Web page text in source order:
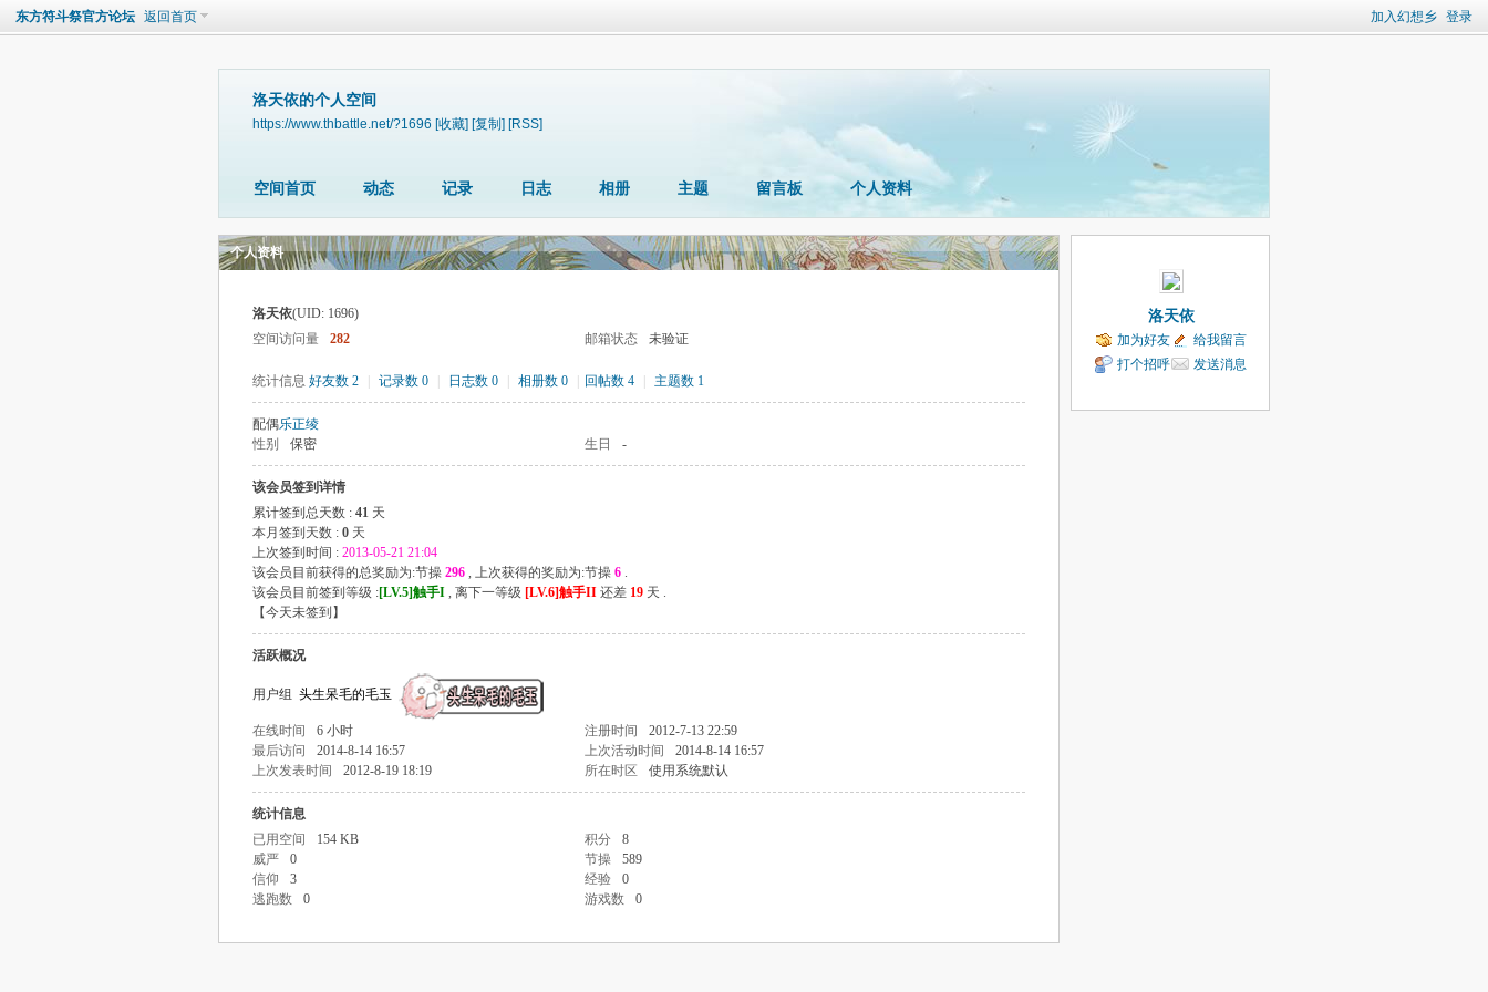
加入幻想乡 登录
东方符斗祭官方论坛 返回首页
洛天依的个人空间
https://www.thbattle.net/?1696 [收藏] [复制] [RSS]
空间首页 动态 记录 日志 相册 主题 留言板 个人资料
个人资料
洛天依(UID: 1696)
空间访问量
282 邮箱状态 未验证
统计信息 好友数 2 记录数 0 日志数 0 相册数 0 回帖数 4 主题数 1
配偶乐正绫
性别
保密 生日 -
该会员签到详情
累计签到总天数 : 41 天
本月签到天数 : 0 天
上次签到时间 : 2013-05-21 21:04
该会员目前获得的总奖励为:节操 296 , 上次获得的奖励为:节操 6 .
该会员目前签到等级 :[LV.5]触手I , 离下一等级 [LV.6]触手II 还差 19 天 .
【今天未签到 】
活跃概况
用户组 头生呆毛的毛玉
在线时间 6 小时 注册时间
2012-7-13 22:59
最后访问
2014-8-14 16:57 上次活动时间
2014-8-14 16:57
上次发表时间
2012-8-19 18:19 所在时区 使用系统默认
统计信息
已用空间
154 KB 积分
8
威严
0 节操
589
信仰
3 经验
0
逃跑数
0 游戏数 0
洛天依
加为好友
给我留言
打个招呼
发送消息